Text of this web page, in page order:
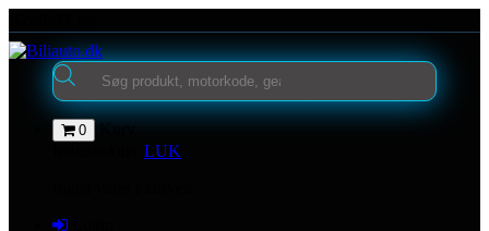
til
indhold
search
0
LUK